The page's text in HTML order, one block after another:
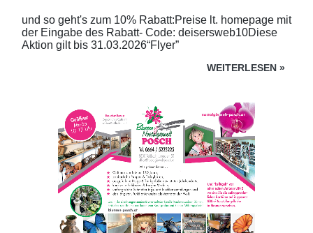
und so geht's zum 10% Rabatt:Preise lt. homepage mit
der Eingabe des Rabatt- Code: deisersweb10Diese
Aktion gilt bis 31.03.2026“Flyer”
WEITERLESEN »